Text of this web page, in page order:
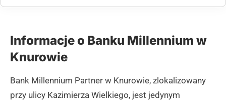
Informacje o Banku Millennium w
Knurowie
Bank Millennium Partner w Knurowie, zlokalizowany
przy ulicy Kazimierza Wielkiego, jest jedynym